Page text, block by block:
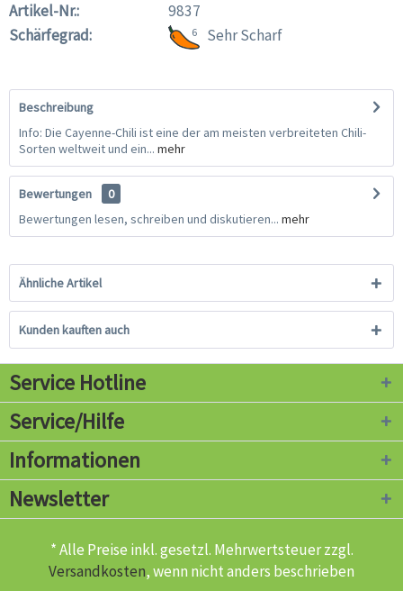
Artikel-Nr.:
9837
Schärfegrad:
6 Sehr Scharf
Beschreibung
Info: Die Cayenne-Chili ist eine der am meisten verbreiteten Chili-
Sorten weltweit und ein... mehr
Bewertungen
0
Bewertungen lesen, schreiben und diskutieren... mehr
Ähnliche Artikel
Kunden kauften auch
Service Hotline
Service/Hilfe
Informationen
Newsletter
* Alle Preise inkl. gesetzl. Mehrwertsteuer zzgl.
Versandkosten, wenn nicht anders beschrieben